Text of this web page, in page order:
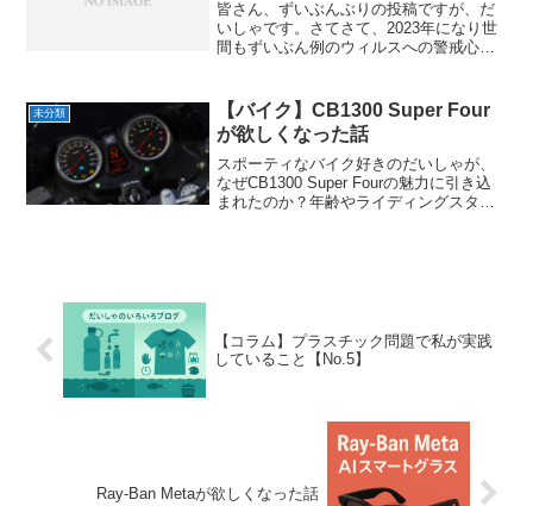
皆さん、ずいぶんぶりの投稿ですが、だ
いしゃです。さてさて、2023年になり世
間もずいぶん例のウィルスへの警戒心が
罹患してしまいました…あれ？抗体ある
んじゃね？と思...
未分類
【バイク】CB1300 Super Four
が欲しくなった話
スポーティなバイク好きのだいしゃが、
なぜCB1300 Super Fourの魅力に引き込
まれたのか？年齢やライディングスタイ
【コラム】プラスチック問題で私が実践
していること【No.5】
Ray-Ban Metaが欲しくなった話